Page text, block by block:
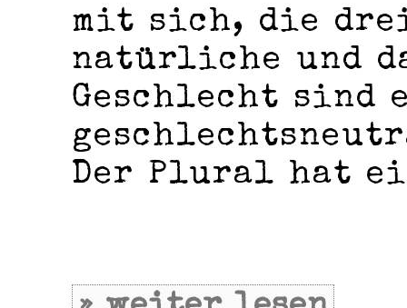
mit sich, die drei
natürliche und
Geschlecht sind
Der Plural hat